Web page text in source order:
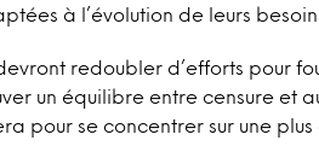
à l’évolution de leurs
redoubler d’efforts pour
un équilibre entre censure et
pour se concentrer sur une